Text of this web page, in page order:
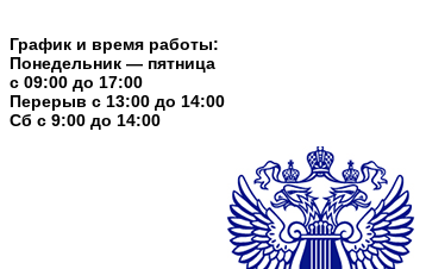
График и время работы:
Понедельник — пятница
с 09:00 до 17:00
Перерыв c 13:00 до 14:00
Cб с 9:00 до 14:00